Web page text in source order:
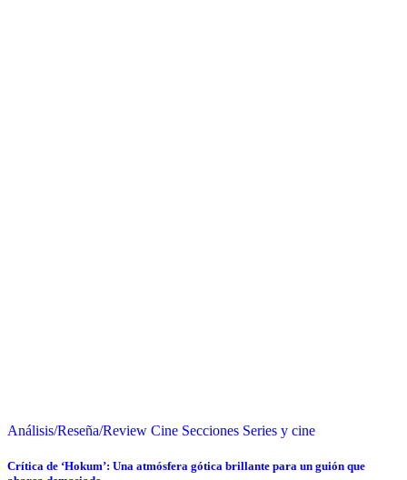
Análisis/Reseña/Review Cine Secciones Series y cine
Crítica de ‘Hokum’: Una atmósfera gótica brillante para un guión que